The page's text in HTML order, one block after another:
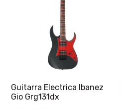
Guitarra Electrica Ibanez
Gio Grg131dx